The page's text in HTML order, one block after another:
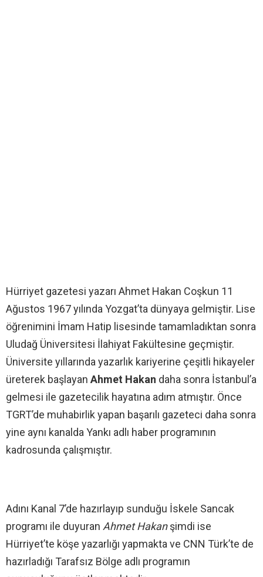
Hürriyet gazetesi yazarı Ahmet Hakan Coşkun 11
Ağustos 1967 yılında Yozgat’ta dünyaya gelmiştir. Lise
öğrenimini İmam Hatip lisesinde tamamladıktan sonra
Uludağ Üniversitesi İlahiyat Fakültesine geçmiştir.
Üniversite yıllarında yazarlık kariyerine çeşitli hikayeler
üreterek başlayan Ahmet Hakan daha sonra İstanbul’a
gelmesi ile gazetecilik hayatına adım atmıştır. Önce
TGRT’de muhabirlik yapan başarılı gazeteci daha sonra
yine aynı kanalda Yankı adlı haber programının
kadrosunda çalışmıştır.
Adını Kanal 7’de hazırlayıp sunduğu İskele Sancak
programı ile duyuran Ahmet Hakanşimdi ise
Hürriyet’te köşe yazarlığı yapmakta ve CNN Türk’te de
hazırladığı Tarafsız Bölge adlı programın